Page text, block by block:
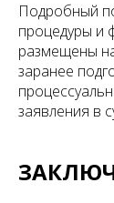
Подробный
процедуры и
размещены
заранее
заявления в